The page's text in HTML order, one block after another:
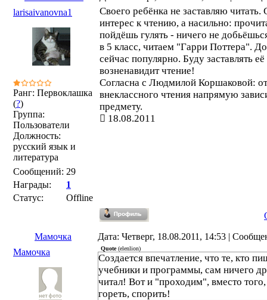
larisaivanovna1
Ранг: Первоклашка
(?)
Группа:
Пользователи
Должность:
русский язык и
литература
Сообщений: 29
Награды:
1
Статус:
Offline
Своего ребёнка не заставляю читать.
интерес к чтению, а насильно:
пойдёшь гулять - ничего не
в 5 класс, читаем "Гарри Поттера".
сейчас популярно. Буду заставлять
возненавидит чтение!
Согласна с Людмилой Коршаковой:
внеклассного чтения напрямую
предмету.
18.08.2011
Мамочка
Дата: Четверг, 18.08.2011, 14:53 |
Мамочка
Quote(elenlion)
Создается впечатление, что те, кто
учебники и программы, сам ничего
читал! Вот и "проходим", вместо
гореть, спорить!